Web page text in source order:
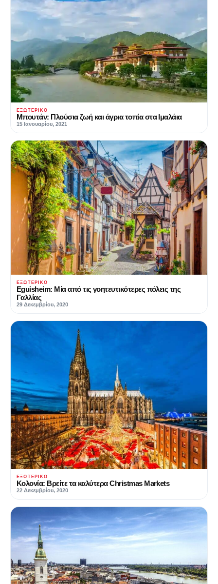
ΕΞΩΤΕΡΙΚΌ
Μπουτάν: Πλούσια ζωή και άγρια τοπία στα Ιμαλάια
15 Ιανουαρίου, 2021
ΕΞΩΤΕΡΙΚΌ
Eguisheim: Μία από τις γοητευτικότερες πόλεις της
Γαλλίας
29 Δεκεμβρίου, 2020
ΕΞΩΤΕΡΙΚΌ
Κολονία: Βρείτε τα καλύτερα Christmas Markets
22 Δεκεμβρίου, 2020